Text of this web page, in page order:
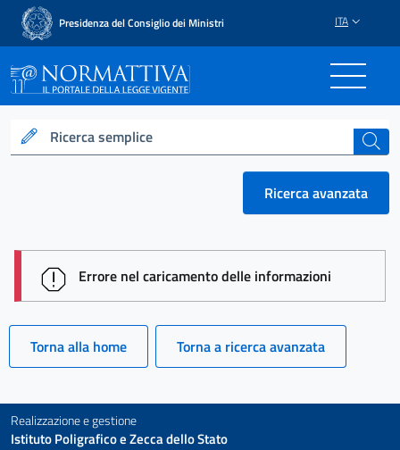
Presidenza del Consiglio dei Ministri ITA
Normattiva - Il portale
Ricerca semplice cerca
Ricerca avanzata
session id: ZZcAjhTW5-
Errore nel caricamento delle informazioni
Torna alla home Torna a ricerca avanzata
Realizzazione e gestione
Istituto Poligrafico e Zecca dello Stato